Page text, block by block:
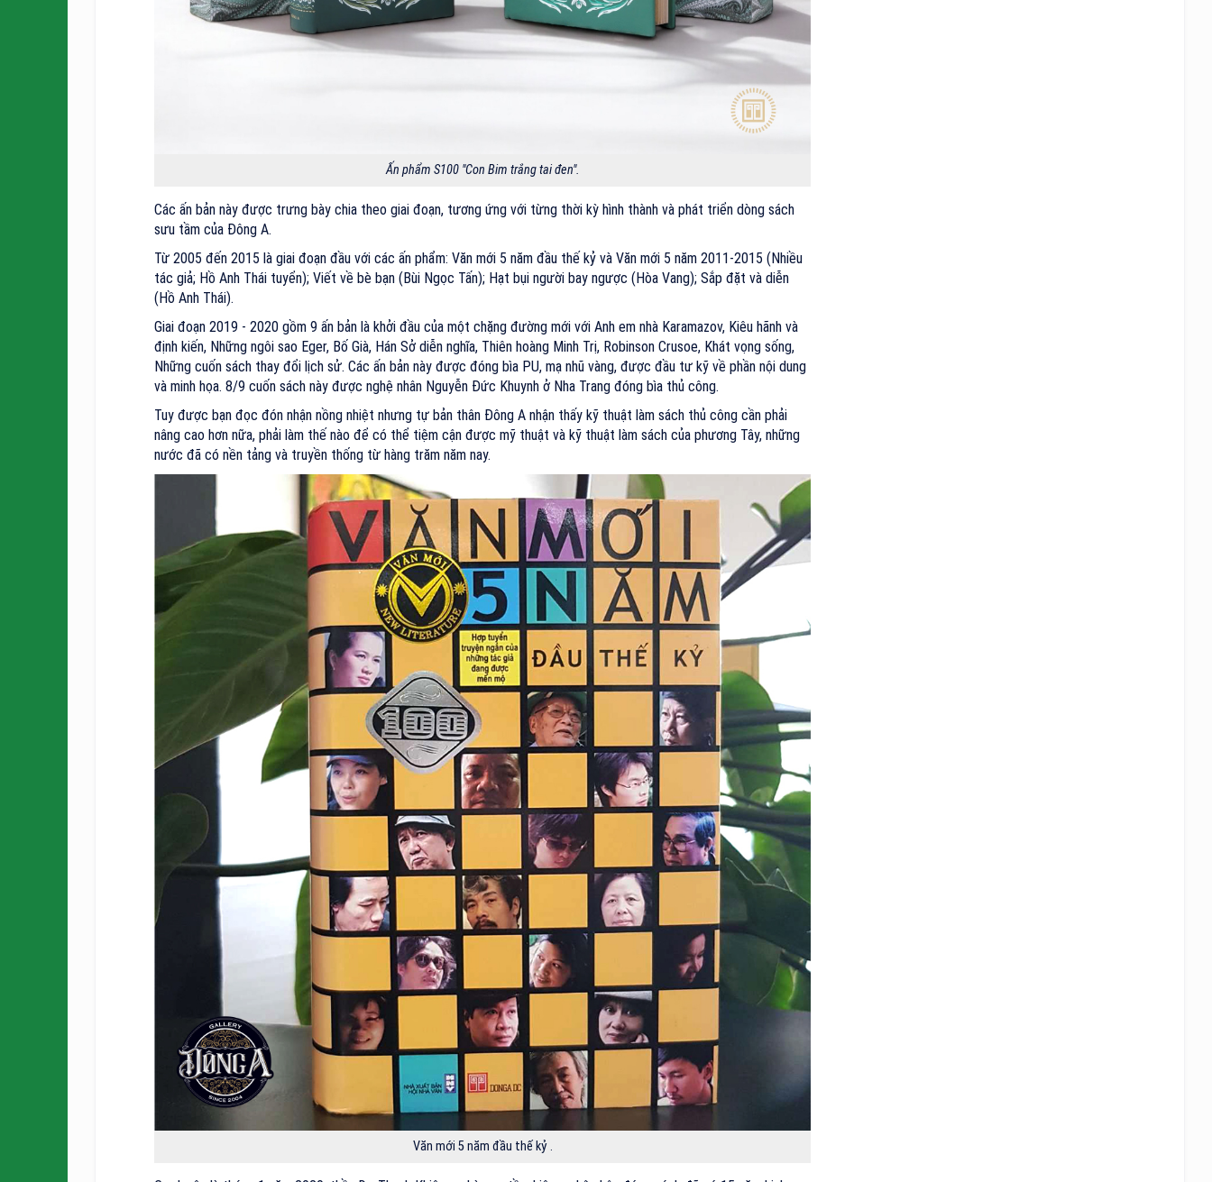
Ấn phẩm S100 "Con Bim trắng tai đen".
Các ấn bản này được trưng bày chia theo giai đoạn, tương ứng với từng thời kỳ hình thành và phát triển dòng sách
sưu tầm của Đông A.
Từ 2005 đến 2015 là giai đoạn đầu với các ấn phẩm: Văn mới 5 năm đầu thế kỷ và Văn mới 5 năm 2011-2015 (Nhiều
tác giả; Hồ Anh Thái tuyển); Viết về bè bạn (Bùi Ngọc Tấn); Hạt bụi người bay ngược (Hòa Vang); Sắp đặt và diễn
(Hồ Anh Thái).
Giai đoạn 2019 - 2020 gồm 9 ấn bản là khởi đầu của một chặng đường mới với Anh em nhà Karamazov, Kiêu hãnh và
định kiến, Những ngôi sao Eger, Bố Già, Hán Sở diễn nghĩa, Thiên hoàng Minh Trị, Robinson Crusoe, Khát vọng sống,
Những cuốn sách thay đổi lịch sử. Các ấn bản này được đóng bìa PU, mạ nhũ vàng, được đầu tư kỹ về phần nội dung
và minh họa. 8/9 cuốn sách này được nghệ nhân Nguyễn Đức Khuynh ở Nha Trang đóng bìa thủ công.
Tuy được bạn đọc đón nhận nồng nhiệt nhưng tự bản thân Đông A nhận thấy kỹ thuật làm sách thủ công cần phải
nâng cao hơn nữa, phải làm thế nào để có thể tiệm cận được mỹ thuật và kỹ thuật làm sách của phương Tây, những
nước đã có nền tảng và truyền thống từ hàng trăm năm nay.
Văn mới 5 năm đầu thế kỷ .